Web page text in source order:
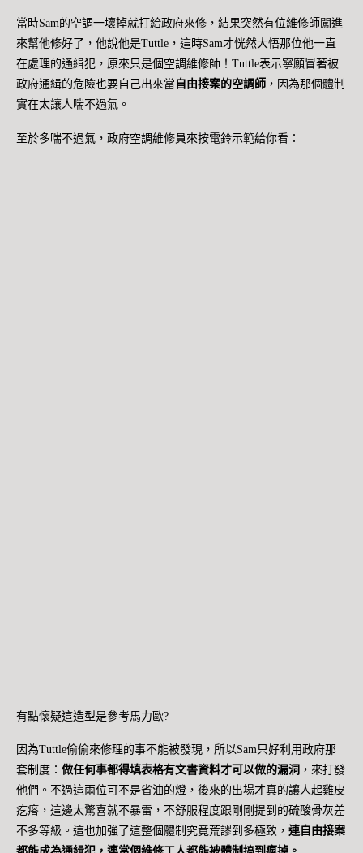
當時Sam的空調一壞掉就打給政府來修，結果突然有位維修師闖進
來幫他修好了，他說他是Tuttle，這時Sam才恍然大悟那位他一直
在處理的通緝犯，原來只是個空調維修師！Tuttle表示寧願冒著被
政府通緝的危險也要自己出來當 自由接案的空調師 ，因為那個體制
實在太讓人喘不過氣。
至於多喘不過氣，政府空調維修員來按電鈴示範給你看：
有點懷疑這造型是參考馬力歐?
因為Tuttle偷偷來修理的事不能被發現，所以Sam只好利用政府那
套制度： 做任何事都得填表格有文書資料才可以做的漏洞 ，來打發
他們。不過這兩位可不是省油的燈，後來的出場才真的讓人起雞皮
疙瘩，這邊太驚喜就不暴雷，不舒服程度跟剛剛提到的硫酸骨灰差
不多等級。這也加強了這整個體制究竟荒謬到多極致， 連自由接案